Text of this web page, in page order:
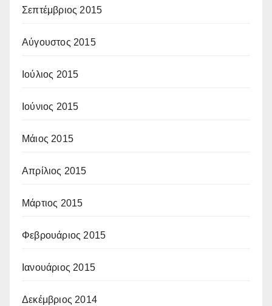
Σεπτέμβριος 2015
Αύγουστος 2015
Ιούλιος 2015
Ιούνιος 2015
Μάιος 2015
Απρίλιος 2015
Μάρτιος 2015
Φεβρουάριος 2015
Ιανουάριος 2015
Δεκέμβριος 2014